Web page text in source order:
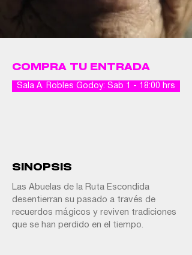
COMPRA TU ENTRADA
Sala A. Robles Godoy: Sab 1 - 18:00 hrs
SINOPSIS
Las Abuelas de la Ruta Escondida
desentierran su pasado a través de
recuerdos mágicos y reviven tradiciones
que se han perdido en el tiempo.